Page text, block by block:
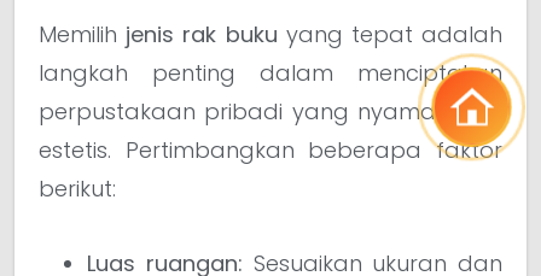
Memilih jenis rak buku yang tepat adalah
langkah penting dalam menciptakan
perpustakaan pribadi yang nyaman dan
estetis. Pertimbangkan beberapa faktor
berikut:
Luas ruangan: Sesuaikan ukuran dan